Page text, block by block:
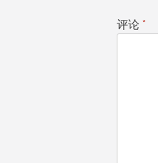
评论 *